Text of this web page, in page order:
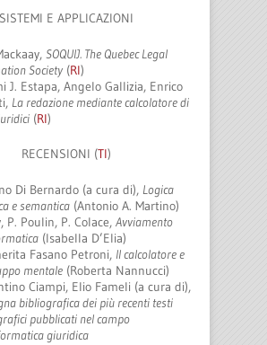
SISTEMI E APPLICAZIONI
SOQUIJ. The Quebec Legal
Society (RI)
J. Estapa, Angelo Gallizia, Enrico
La redazione mediante calcolatore di
(RI)
RECENSIONI (TI)
Di Bernardo (a cura di), Logica
e semantica (Antonio A. Martino)
P. Poulin, P. Colace, Avviamento
(Isabella D’Elia)
Fasano Petroni, Il calcolatore e
mentale (Roberta Nannucci)
Ciampi, Elio Fameli (a cura di),
bibliografica dei più recenti testi
pubblicati nel campo
giuridica